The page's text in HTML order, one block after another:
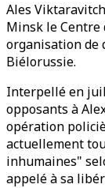
Ales
Minsk le Centre
organisation de
Biélorussie.
Interpellé en
opposants à
opération
actuellement
inhumaines"
appelé à sa